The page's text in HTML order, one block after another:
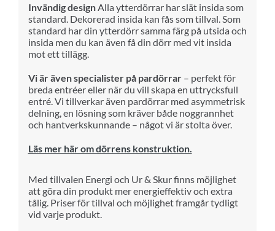
Invändig designAlla ytterdörrar har slät insida som
standard. Dekorerad insida kan fås som tillval. Som
standard har din ytterdörr samma färg på utsida och
insida men du kan även få din dörr med vit insida
mot ett tillägg.
Vi är även specialister på pardörrar– perfekt för
breda entréer eller när du vill skapa en uttrycksfull
entré. Vi tillverkar även pardörrar med asymmetrisk
delning, en lösning som kräver både noggrannhet
och hantverkskunnande – något vi är stolta över.
Läs mer här om dörrens konstruktion.
Med tillvalen Energi och Ur & Skur finns möjlighet
att göra din produkt merenergieffektiv och extra
tålig. Priser för tillval och möjlighet framgår tydligt
vid varje produkt.